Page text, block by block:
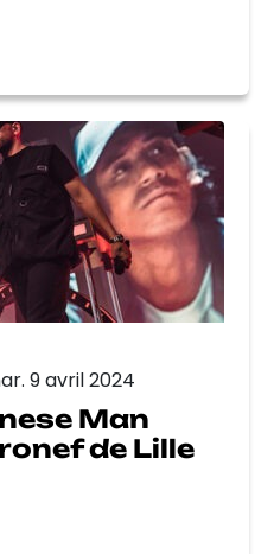
9 avril 2024
Man
de Lille